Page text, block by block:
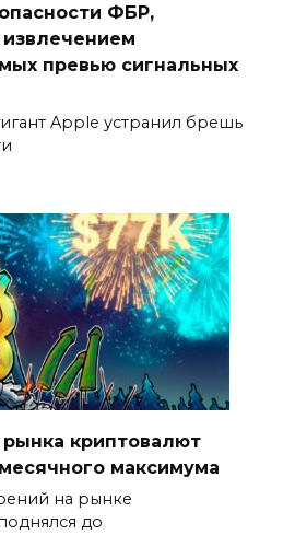
ФБР,
извлечением
превью сигнальных
Apple устранил брешь
криптовалют
максимума
на рынке
до